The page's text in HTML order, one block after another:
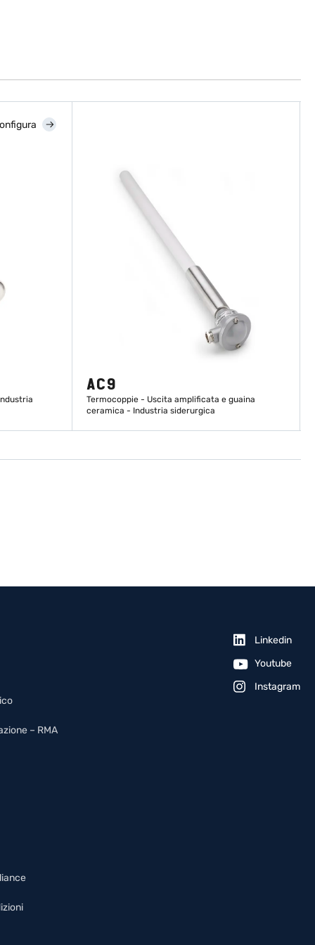
AC9
Termocoppie - Uscita amplificata e guaina
ceramica - Industria siderurgica
SCOPRI DI PIÙ
– RMA
Linkedin
Youtube
Instagram